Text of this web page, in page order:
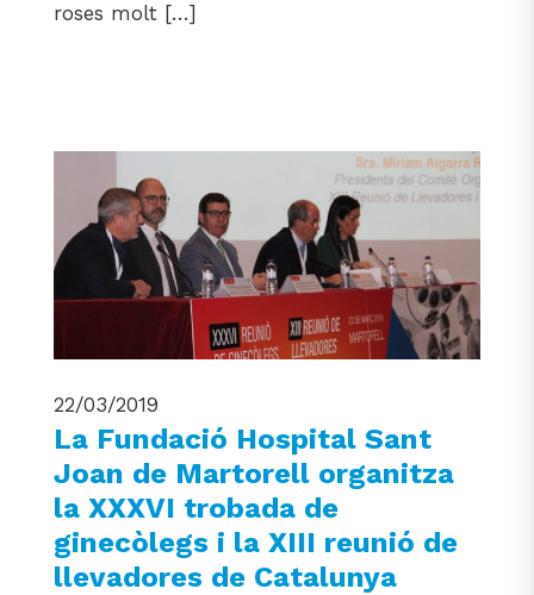
roses molt […]
22/03/2019
La Fundació Hospital Sant
Joan de Martorell organitza
la XXXVI trobada de
ginecòlegs i la XIII reunió de
llevadores de Catalunya